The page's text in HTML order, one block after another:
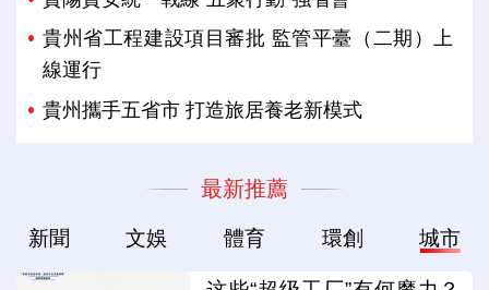
貴州省工程建設項目審批 監管平臺（二期）上
線運行
貴州攜手五省市 打造旅居養老新模式
最新推薦
新聞 文娛 體育 環創 城市